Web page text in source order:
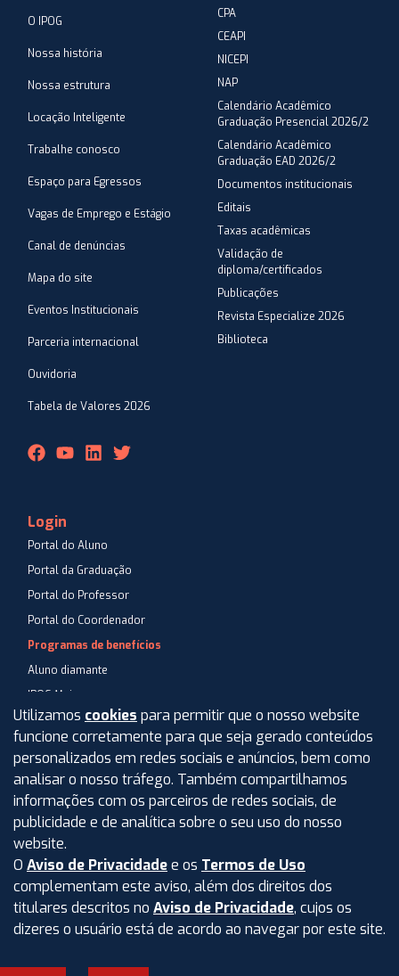
O IPOG
Nossa história
Nossa estrutura
Locação Inteligente
Trabalhe conosco
Espaço para Egressos
Vagas de Emprego e Estágio
Canal de denúncias
Mapa do site
Eventos Institucionais
Parceria internacional
Ouvidoria
Tabela de Valores 2026
CPA
CEAPI
NICEPI
NAP
Calendário Acadêmico
Graduação Presencial 2026/2
Calendário Acadêmico
Graduação EAD 2026/2
Documentos institucionais
Editais
Taxas acadêmicas
Validação de
diploma/certificados
Publicações
Revista Especialize 2026
Biblioteca
Login
Portal do Aluno
Portal da Graduação
Portal do Professor
Portal do Coordenador
Programas de benefícios
Aluno diamante
IPOG Mais
Blog
Central de Atendimento
Perguntas Frequentes
Aviso de privacidade
Termos de uso
Intranet
IPOG - Instituto de Pós-Graduação e Graduação LTDA.
Utilizamos cookies para permitir que o nosso website
funcione corretamente para que seja gerado conteúdos
personalizados em redes sociais e anúncios, bem como
analisar o nosso tráfego. Também compartilhamos
informações com os parceiros de redes sociais, de
publicidade e de analítica sobre o seu uso do nosso
website.
O Aviso de Privacidadee os Termos de Uso
complementam este aviso, além dos direitos dos
titulares descritos no Aviso de Privacidade, cujos os
dizeres o usuário está de acordo ao navegar por este site.